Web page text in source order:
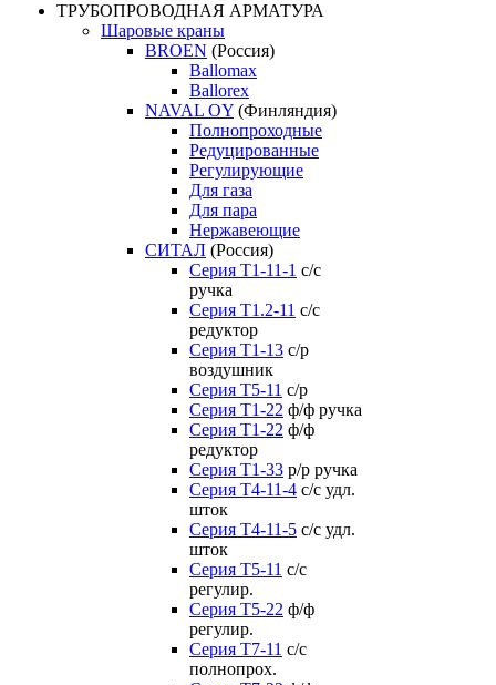
ТРУБОПРОВОДНАЯ АРМАТУРА
Шаровые краны
BROEN (Россия)
Ballomax
Ballorex
NAVAL OY (Финляндия)
Полнопроходные
Редуцированные
Регулирующие
Для газа
Для пара
Нержавеющие
СИТАЛ (Россия)
Серия Т1-11-1 с/с
ручка
Серия Т1.2-11 с/с
редуктор
Серия Т1-13 с/р
воздушник
Серия T5-11 с/р
Серия Т1-22 ф/ф ручка
Серия Т1-22 ф/ф
редуктор
Серия T1-33 р/р ручка
Серия Т4-11-4 с/с удл.
шток
Серия Т4-11-5 с/с удл.
шток
Серия Т5-11 с/с
регулир.
Серия Т5-22 ф/ф
регулир.
Серия Т7-11 с/с
полнопрох.